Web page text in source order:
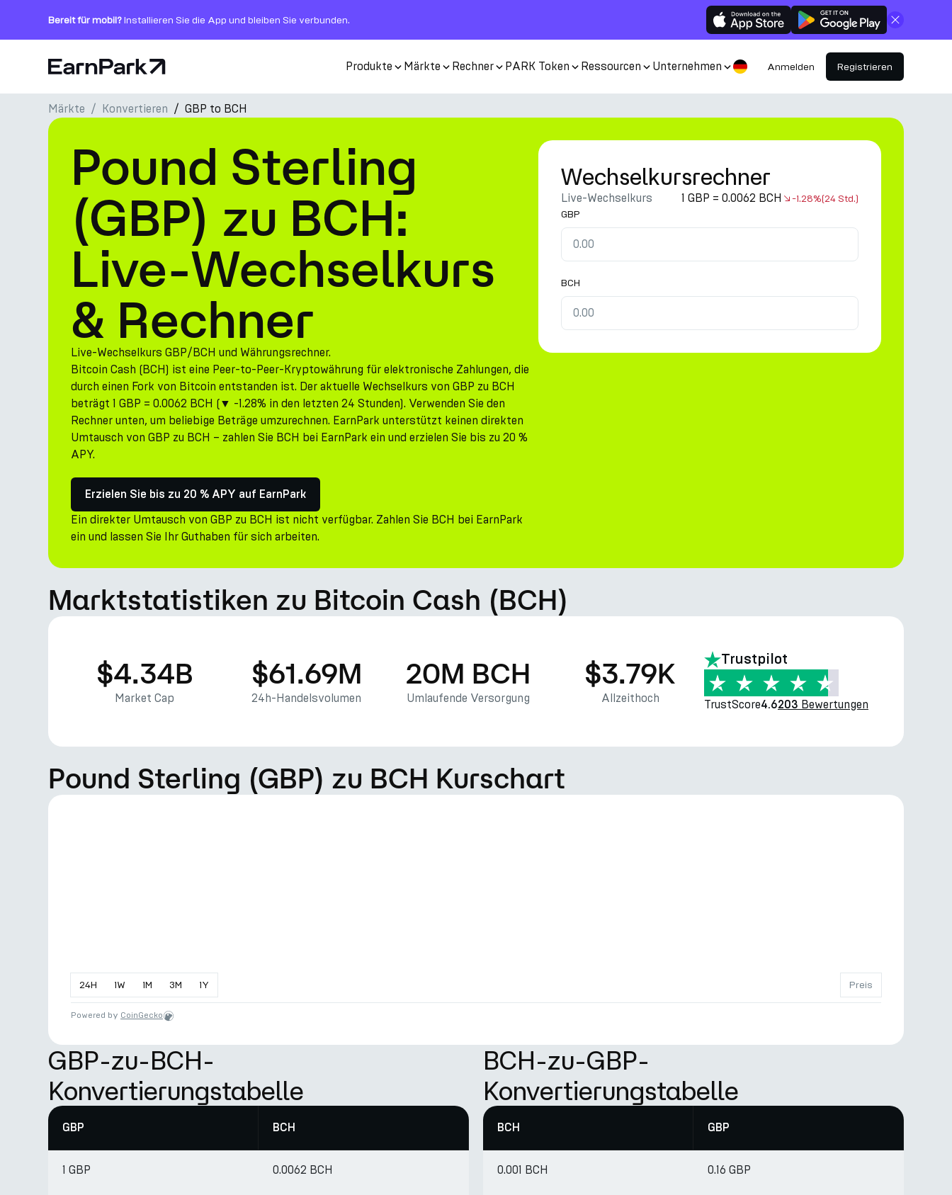
Bereit für mobil?Installieren Sie die App und bleiben Sie verbunden. Schließen
Startseite Produkte Märkte Rechner PARK Token Ressourcen Unternehmen Anmelden Registrieren
Produkte
Märkte
Rechner
PARK Token
Ressourcen
Unternehmen
Märkte Konvertieren GBP to BCH
Pound Sterling
(GBP) zu BCH:
Live-Wechselkurs
& Rechner
Live-Wechselkurs GBP/BCH und Währungsrechner.
Bitcoin Cash (BCH) ist eine Peer-to-Peer-Kryptowährung für elektronische Zahlungen, die
durch einen Fork von Bitcoin entstanden ist. Der aktuelle Wechselkurs von GBP zu BCH
beträgt 1 GBP = 0.0062 BCH (▼ -1.28% in den letzten 24 Stunden). Verwenden Sie den
Rechner unten, um beliebige Beträge umzurechnen. EarnPark unterstützt keinen direkten
Umtausch von GBP zu BCH – zahlen Sie BCH bei EarnPark ein und erzielen Sie bis zu 20 %
APY.
Erzielen Sie bis zu 20 % APY auf EarnPark
Ein direkter Umtausch von GBP zu BCH ist nicht verfügbar. Zahlen Sie BCH bei EarnPark
ein und lassen Sie Ihr Guthaben für sich arbeiten.
Wechselkursrechner
Live-Wechselkurs 1 GBP = 0.0062 BCH -1.28%(24 Std.)
GBP
BCH
Marktstatistiken zu Bitcoin Cash (BCH)
$4.34B
Market Cap
$61.69M
24h-Handelsvolumen
20M BCH
Umlaufende Versorgung
$3.79K
Allzeithoch
Trustpilot
TrustScore4.6203 Bewertungen
Pound Sterling (GBP) zu BCH Kurschart
24H 1W 1M 3M 1Y Preis
Powered by CoinGecko
GBP-zu-BCH-
Konvertierungstabelle
GBP BCH
1 GBP 0.0062 BCH
BCH-zu-GBP-
Konvertierungstabelle
BCH GBP
0.001 BCH 0.16 GBP